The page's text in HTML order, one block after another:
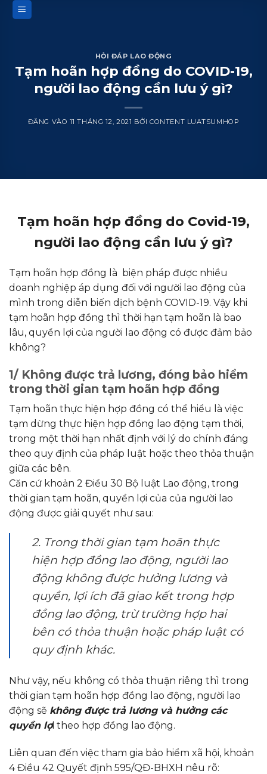
qua
HỎI ĐÁP LAO ĐỘNG
Tạm hoãn hợp đồng do COVID-19,
người lao động cần lưu ý gì?
ĐĂNG VÀO 11 THÁNG 12, 2021 BỞICONTENT LUATSUMHOP
Tạm hoãn hợp đồng do Covid-19,
người lao động cần lưu ý gì?
Tạm hoãn hợp đồng là biện pháp được nhiều
doanh nghiệp áp dụng đối với người lao động của
mình trong diễn biến dịch bệnh COVID-19. Vậy khi
tạm hoãn hợp đồng thì thời hạn tạm hoãn là bao
lâu, quyền lợi của người lao động có được đảm bảo
không?
1/ Không được trả lương, đóng bảo hiểm
trong thời gian tạm hoãn hợp đồng
Tạm hoãn thực hiện hợp đồng có thể hiểu là việc
tạm dừng thực hiện hợp đồng lao động tạm thời,
trong một thời hạn nhất định với lý do chính đáng
theo quy định của pháp luật hoặc theo thỏa thuận
giữa các bên.
Căn cứ khoản 2 Điều 30 Bộ luật Lao động, trong
thời gian tạm hoãn, quyền lợi của của người lao
động được giải quyết như sau:
2. Trong thời gian tạm hoãn thực
hiện hợp đồng lao động, người lao
động không được hưởng lương và
quyền, lợi ích đã giao kết trong hợp
đồng lao động, trừ trường hợp hai
bên có thỏa thuận hoặc pháp luật có
quy định khác.
Như vậy, nếu không có thỏa thuận riêng thì trong
thời gian tạm hoãn hợp đồng lao động, người lao
động sẽ không được trả lương và hưởng các
quyền lợi theo hợp đồng lao động.
Liên quan đến việc tham gia bảo hiểm xã hội, khoản
4 Điều 42 Quyết định 595/QĐ-BHXH nêu rõ: